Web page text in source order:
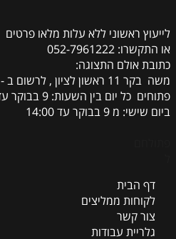
לייעוץ ראשוני ללא עלות מלאו פרטים
או התקשרו: 052-7961222
כתובת אולם התצוגה:
משה בקר 11 ראשון לציון , לרשום ב - WAZE: אקספרס קולנוע ביתי !
פתוחים כל יום בין השעות: 9 בבוקר עד 18:00
ביום שישי: מ 9 בבוקר עד 14:00
דף הבית
לקוחות ממליצים
צור קשר
גלריית עבודות